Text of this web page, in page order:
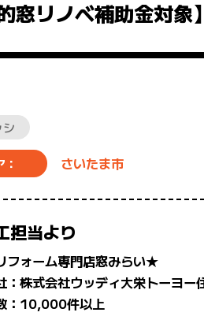
リノベ補助金対象】
さいたま市
担当より
フォーム専門店窓みらい★
：株式会社ウッディ大栄トーヨー
：10,000件以上